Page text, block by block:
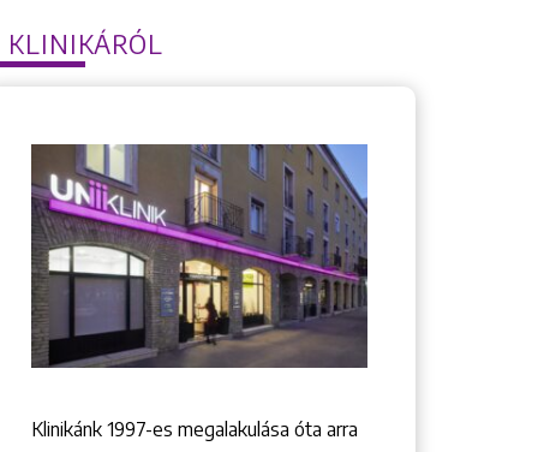
KLINIKÁRÓL
Klinikánk 1997-­es megalakulása óta arra